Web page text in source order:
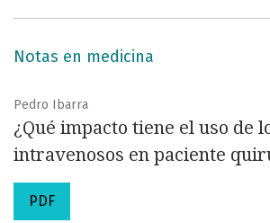
Notas en medicina
Pedro Ibarra
¿Qué impacto tiene el uso de
intravenosos en paciente
PDF